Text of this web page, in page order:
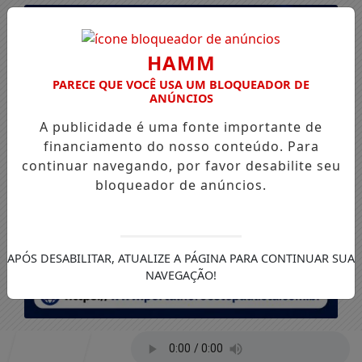
HAMM
PARECE QUE VOCÊ USA UM BLOQUEADOR DE
ANÚNCIOS
A publicidade é uma fonte importante de
financiamento do nosso conteúdo. Para
continuar navegando, por favor desabilite seu
bloqueador de anúncios.
APÓS DESABILITAR, ATUALIZE A PÁGINA PARA CONTINUAR SUA
NAVEGAÇÃO!